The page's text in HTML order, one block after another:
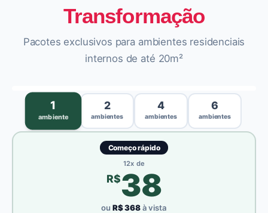
Transformação
Pacotes exclusivos para ambientes residenciais
internos de até 20m²
1
ambiente
2
ambientes
4
ambientes
6
ambientes
Começo rápido
12x de
R$38
ou R$368à vista